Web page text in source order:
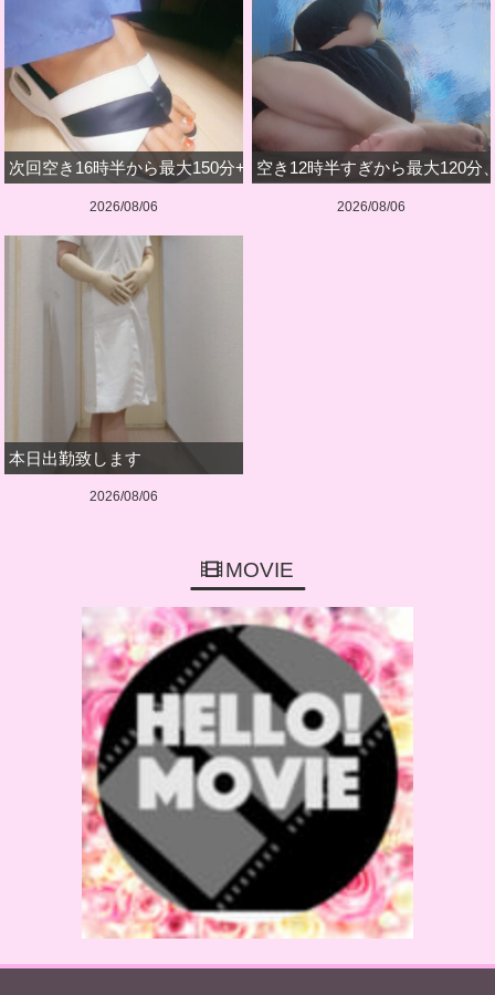
次回空き16時半から最大150分+深夜のみです
2026/08/06
空き12時半すぎから最大120分
2026/08/06
本日出勤致します
2026/08/06
MOVIE